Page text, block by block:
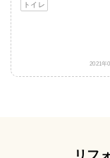
トイレ
2021年
リフ